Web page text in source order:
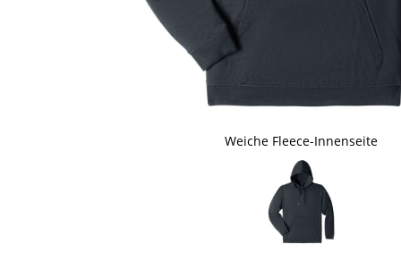
Weiche Fleece-Innenseite